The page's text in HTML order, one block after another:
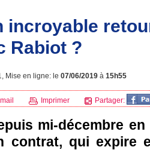
incroyable
Rabiot ?
Mise en ligne: le 07/06/2019 à 15h55
Imprimer Partager:
mi-décembre
contrat, qui expire